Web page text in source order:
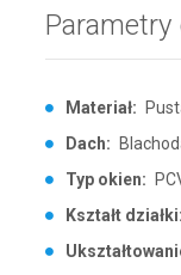
Materiał:
Dach:
Typ okien:
Kształt działki: